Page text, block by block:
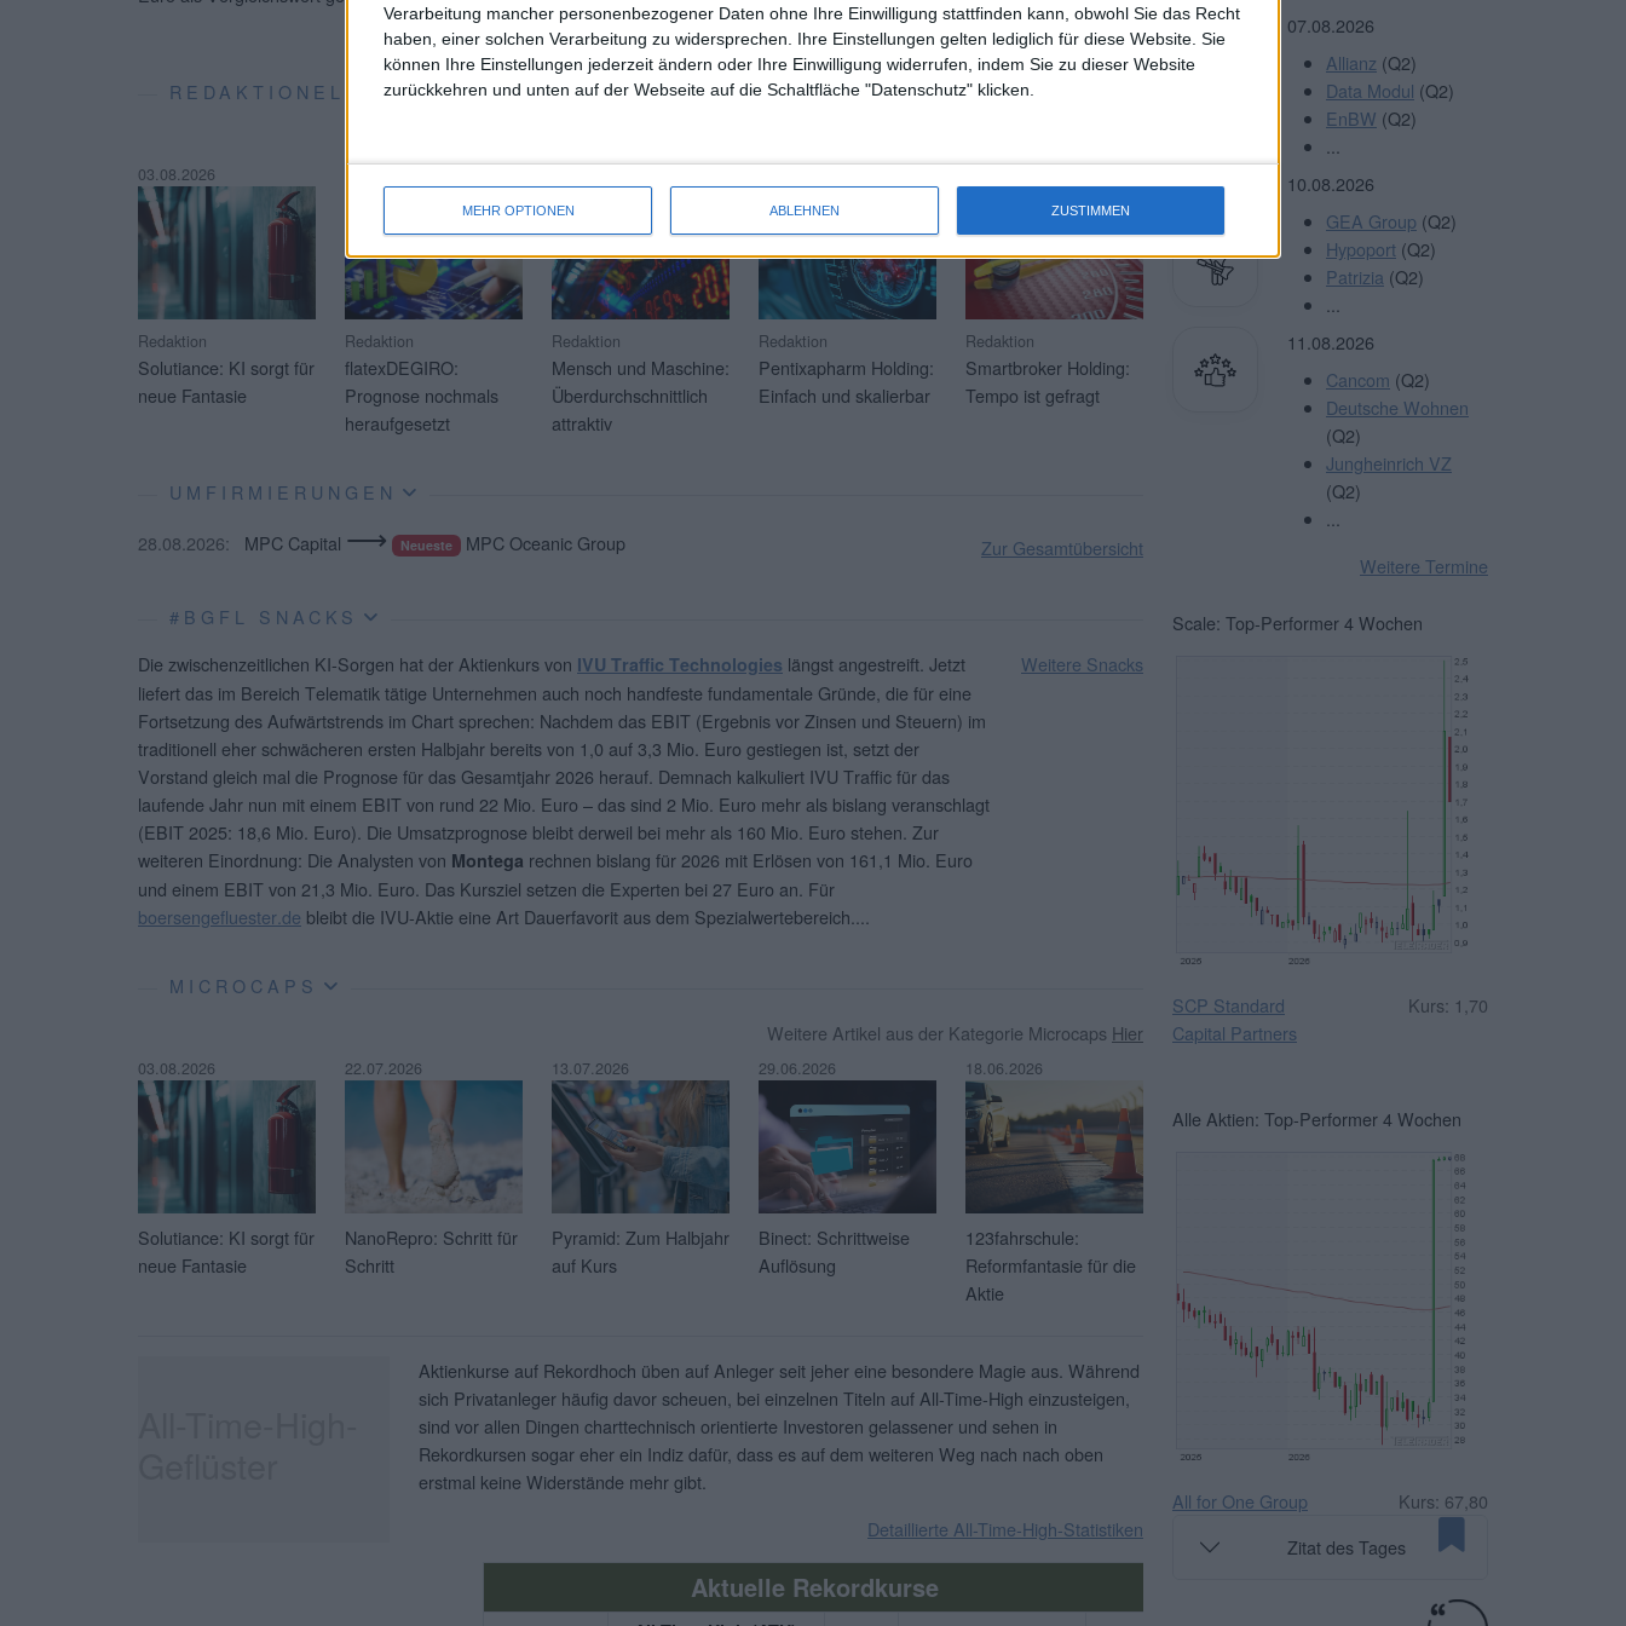
Verarbeitung mancher personenbezogener Daten ohne Ihre Einwilligung stattfinden kann, obwohl Sie das Recht
haben, einer solchen Verarbeitung zu widersprechen. Ihre Einstellungen gelten lediglich für diese Website. Sie
können Ihre Einstellungen jederzeit ändern oder Ihre Einwilligung widerrufen, indem Sie zu dieser Website
zurückkehren und unten auf der Webseite auf die Schaltfläche "Datenschutz" klicken.
MEHR OPTIONEN ABLEHNEN ZUSTIMMEN
Weiterlesen
REDAKTIONELLE SOFT-COVERAGE
03.08.2026
Redaktion
Solutiance: KI sorgt für
neue Fantasie
Redaktion
flatexDEGIRO:
Prognose nochmals
heraufgesetzt
Redaktion
Mensch und Maschine:
Überdurchschnittlich
attraktiv
Redaktion
Pentixapharm Holding:
Einfach und skalierbar
Redaktion
Smartbroker Holding:
Tempo ist gefragt
UMFIRMIERUNGEN
28.08.2026:
MPC Capital ⟶ Neueste MPC Oceanic Group Zur Gesamtübersicht
#BGFL SNACKS
Die zwischenzeitlichen KI-Sorgen hat der Aktienkurs von IVU Traffic Technologies längst angestreift. Jetzt
liefert das im Bereich Telematik tätige Unternehmen auch noch handfeste fundamentale Gründe, die für eine
Fortsetzung des Aufwärtstrends im Chart sprechen: Nachdem das EBIT (Ergebnis vor Zinsen und Steuern) im
traditionell eher schwächeren ersten Halbjahr bereits von 1,0 auf 3,3 Mio. Euro gestiegen ist, setzt der
Vorstand gleich mal die Prognose für das Gesamtjahr 2026 herauf. Demnach kalkuliert IVU Traffic für das
laufende Jahr nun mit einem EBIT von rund 22 Mio. Euro – das sind 2 Mio. Euro mehr als bislang veranschlagt
(EBIT 2025: 18,6 Mio. Euro). Die Umsatzprognose bleibt derweil bei mehr als 160 Mio. Euro stehen. Zur
weiteren Einordnung: Die Analysten von Montega rechnen bislang für 2026 mit Erlösen von 161,1 Mio. Euro
und einem EBIT von 21,3 Mio. Euro. Das Kursziel setzen die Experten bei 27 Euro an. Für
boersengefluester.de bleibt die IVU-Aktie eine Art Dauerfavorit aus dem Spezialwertebereich.
Weitere Snacks
MICROCAPS
Weitere Artikel aus der Kategorie Microcaps Hier
03.08.2026
Solutiance: KI sorgt für
neue Fantasie
22.07.2026
NanoRepro: Schritt für
Schritt
13.07.2026
Pyramid: Zum Halbjahr
auf Kurs
29.06.2026
Binect: Schrittweise
Auflösung
18.06.2026
123fahrschule:
Reformfantasie für die
Aktie
Aktienkurse auf Rekordhoch üben auf Anleger seit jeher eine besondere Magie aus. Während
sich Privatanleger häufig davor scheuen, bei einzelnen Titeln auf All-Time-High einzusteigen,
sind vor allen Dingen charttechnisch orientierte Investoren gelassener und sehen in
Rekordkursen sogar eher ein Indiz dafür, dass es auf dem weiteren Weg nach nach oben
erstmal keine Widerstände mehr gibt.
Detaillierte All-Time-High-Statistiken
Aktuelle Rekordkurse
07.08.2026
Allianz (Q2)
Data Modul (Q2)
EnBW (Q2)
10.08.2026
GEA Group (Q2)
Hypoport (Q2)
Patrizia (Q2)
11.08.2026
Cancom (Q2)
Deutsche Wohnen
(Q2)
Jungheinrich VZ
(Q2)
Weitere Termine
Scale: Top-Performer 4 Wochen
SCP Standard
Capital Partners
Kurs: 1,70
Alle Aktien: Top-Performer 4 Wochen
All for One Group
Kurs: 67,80
Zitat des Tages